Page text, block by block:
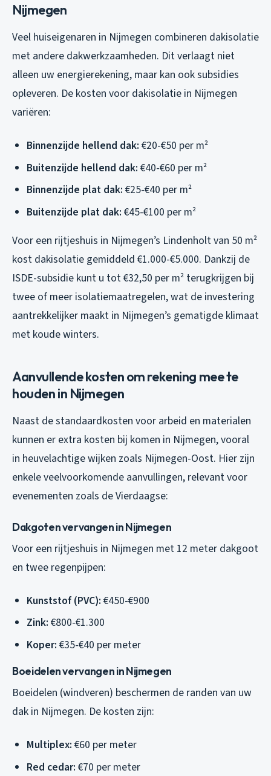
Nijmegen
Veel huiseigenaren in Nijmegen combineren dakisolatie
met andere dakwerkzaamheden. Dit verlaagt niet
alleen uw energierekening, maar kan ook subsidies
opleveren. De kosten voor dakisolatie in Nijmegen
variëren:
Binnenzijde hellend dak: €20-€50 per m²
Buitenzijde hellend dak: €40-€60 per m²
Binnenzijde plat dak: €25-€40 per m²
Buitenzijde plat dak: €45-€100 per m²
Voor een rijtjeshuis in Nijmegen’s Lindenholt van 50 m²
kost dakisolatie gemiddeld €1.000-€5.000. Dankzij de
ISDE-subsidie kunt u tot €32,50 per m² terugkrijgen bij
twee of meer isolatiemaatregelen, wat de investering
aantrekkelijker maakt in Nijmegen’s gematigde klimaat
met koude winters.
Aanvullende kosten om rekening mee te
houden in Nijmegen
Naast de standaardkosten voor arbeid en materialen
kunnen er extra kosten bij komen in Nijmegen, vooral
in heuvelachtige wijken zoals Nijmegen-Oost. Hier zijn
enkele veelvoorkomende aanvullingen, relevant voor
evenementen zoals de Vierdaagse:
Dakgoten vervangen in Nijmegen
Voor een rijtjeshuis in Nijmegen met 12 meter dakgoot
en twee regenpijpen:
Kunststof (PVC): €450-€900
Zink: €800-€1.300
Koper: €35-€40 per meter
Boeidelen vervangen in Nijmegen
Boeidelen (windveren) beschermen de randen van uw
dak in Nijmegen. De kosten zijn:
Multiplex: €60 per meter
Red cedar: €70 per meter